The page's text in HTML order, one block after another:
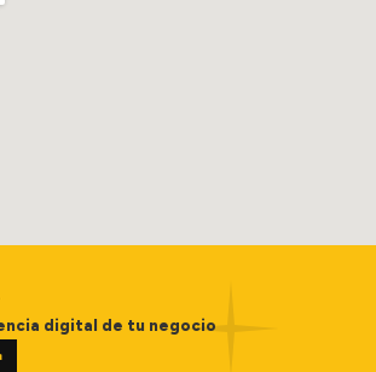
digital de tu negocio